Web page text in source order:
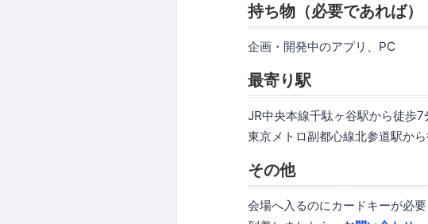
持ち物（必要であれば）
企画・開発中のアプリ、PC
最寄り駅
JR中央本線千駄ヶ谷駅から徒歩7
東京メトロ副都心線北参道駅か
その他
会場へ入るのにカードキーが必要